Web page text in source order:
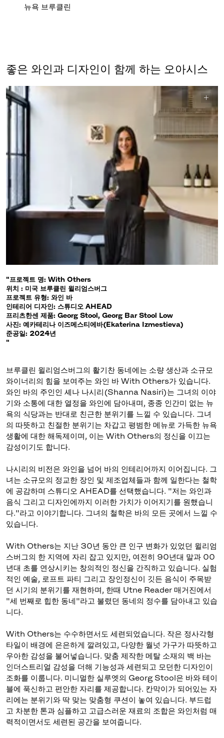
뉴욕 브루클린
좋은 와인과 디자인이 함께 하는 오아시스
"프로젝트 명: With Others
위치 : 미국 브루클린 윌리엄스버그
프로젝트 유형: 와인 바
인테리어 디자인: 스튜디오 AHEAD
프리츠한센 제품: Georg Stool, Georg Bar Stool Low
사진: 예카테리나 이즈메스티에바(Ekaterina Izmestieva)
준공일: 2024년
"
브루클린 윌리엄스버그의 활기찬 동네에는 소량 생산과 소규모
와이너리의 힘을 보여주는 와인 바 With Others가 있습니다.
와인 바의 주인인 셰나 나시리(Shanna Nasiri)는 그녀의 이야
기와 소통에 대한 열정을 와인에 담아내며, 종종 인간미 없는 뉴
욕의 식당과는 반대로 친근한 분위기를 느낄 수 있습니다. 그녀
의 따뜻하고 친절한 분위기는 차갑고 평범한 메뉴로 가득한 뉴욕
생활에 대한 해독제이며, 이는 With Others의 정신을 이끄는
감성이기도 합니다.
나시리의 비전은 와인을 넘어 바의 인테리어까지 이어집니다. 그
녀는 소규모의 정교한 장인 및 제조업체들과 함께 일한다는 철학
에 공감하며 스튜디오 AHEAD를 선택했습니다. "저는 와인과
음식 그리고 디자인에까지 이러한 가치가 이어지기를 원했습니
다."라고 이야기합니다. 그녀의 철학은 바의 모든 곳에서 느낄 수
있습니다.
With Others는 지난 30년 동안 큰 인구 변화가 있었던 윌리엄
스버그의 한 지역에 자리 잡고 있지만, 여전히 90년대 말과 00
년대 초를 연상시키는 창의적인 정신을 간직하고 있습니다. 실험
적인 예술, 로프트 파티 그리고 장인정신이 깃든 음식이 주목받
던 시기의 분위기를 재현하며, 한때 Utne Reader 매거진에서
"세 번째로 힙한 동네"라고 불렸던 동네의 정수를 담아내고 있습
니다.
With Others는 수수하면서도 세련되었습니다. 작은 정사각형
타일이 배경에 은은하게 깔려있고, 다양한 월넛 가구가 따뜻하고
우아한 감성을 불어넣습니다. 맞춤 제작한 메탈 소재의 백 바는
인더스트리얼 감성을 더해 기능성과 세련되고 모던한 디자인이
조화를 이룹니다. 미니멀한 실루엣의 Georg Stool은 바와 테이
블에 푹신하고 편안한 자리를 제공합니다. 칸막이가 되어있는 자
리에는 분위기와 딱 맞는 맞춤형 쿠션이 놓여 있습니다. 부드럽
고 차분한 톤과 심플하고 고급스러운 재료의 조합은 와인처럼 매
력적이면서도 세련된 공간을 보여줍니다.